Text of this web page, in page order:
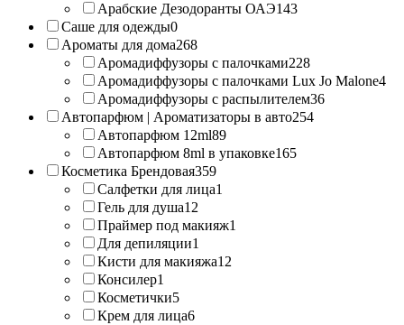
Арабские Дезодоранты ОАЭ143
Саше для одежды0
Ароматы для дома268
Аромадиффузоры с палочками228
Аромадиффузоры с палочками Lux Jo Malone4
Аромадиффузоры с распылителем36
Автопарфюм | Ароматизаторы в авто254
Автопарфюм 12ml89
Автопарфюм 8ml в упаковке165
Косметика Брендовая359
Салфетки для лица1
Гель для душа12
Праймер под макияж1
Для депиляции1
Кисти для макияжа12
Консилер1
Косметички5
Крем для лица6